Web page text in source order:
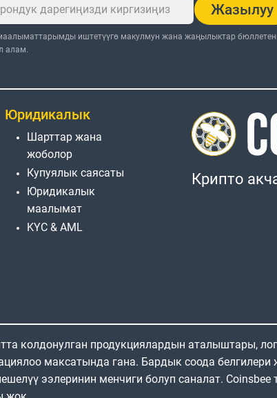
Жазылуу
иштетүүгө макулмун жана жаңылыктар
алам.
Юридикалык
Шарттар жана
жоболор
Купуялык саясаты
Юридикалык
маалымат
KYC & AML
Крипто
колдонулган продукциялардын аталыштары,
максатында гана. Бардык соода белгилери
ээлеринин менчиги болуп саналат.